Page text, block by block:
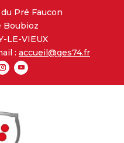
du Pré Faucon
Boubioz
LE-VIEUX
: accueil@ges74.fr